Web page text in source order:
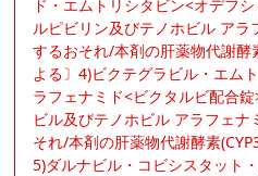
ド・エムトリシタビン<オデフ
ルピビリン及びテノホビル ア
するおそれ/本剤の肝薬物代謝酵
よる〕4)ビクテグラビル・エム
ラフェナミド<ビクタルビ配合
ビル及びテノホビル アラフェ
それ/本剤の肝薬物代謝酵素
5)ダルナビル・コビシスタット